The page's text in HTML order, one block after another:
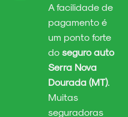
A facilidade de
pagamento é
um ponto forte
do seguro auto
Serra Nova
Dourada (MT).
Muitas
seguradoras